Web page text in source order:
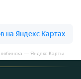
— Яндекс Карты